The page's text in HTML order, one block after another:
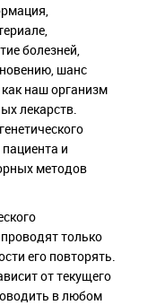
болезней,
шанс
наш организм
лекарств.
и
методов
только
его повторять.
от текущего
в любом